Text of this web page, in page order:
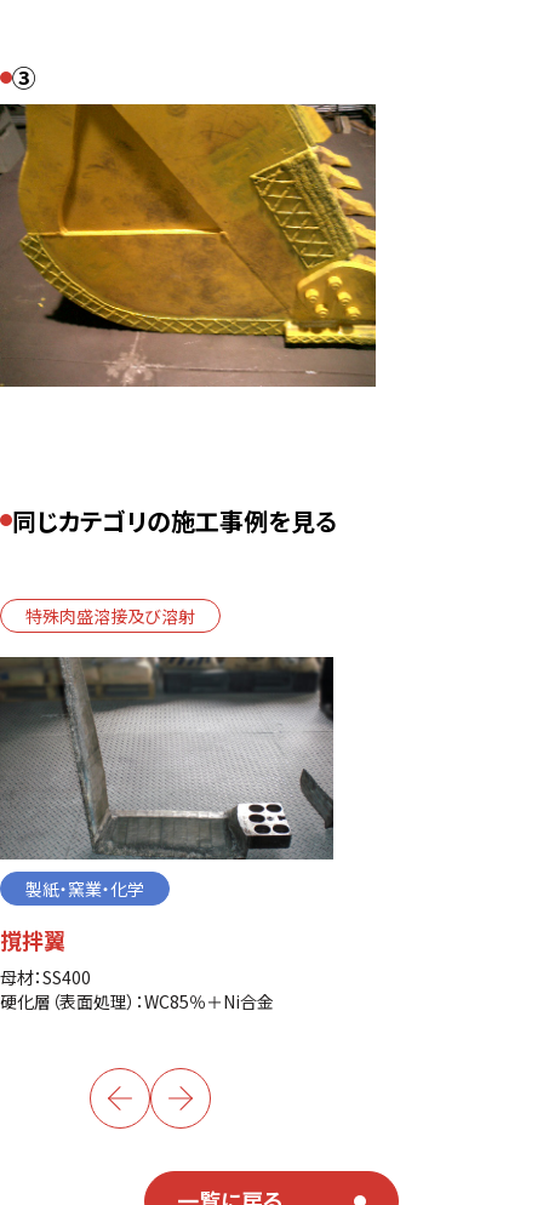
③
同じカテゴリの施工事例を見る
特殊肉盛溶接及び溶射
製紙・窯業・化学
撹拌翼
母材：SS400
硬化層（表面処理）：WC85％＋Ni合金